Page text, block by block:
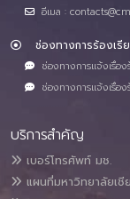
อีเมล :
ช่องทางการร้องเรี
ช่องทางการแจ้งเรื่อ
ช่องทางการแจ้งเรื่อ
บริการสำคัญ
เบอร์โทรศัพท์ มช.
แผนที่มหาวิทยาลัยเชี